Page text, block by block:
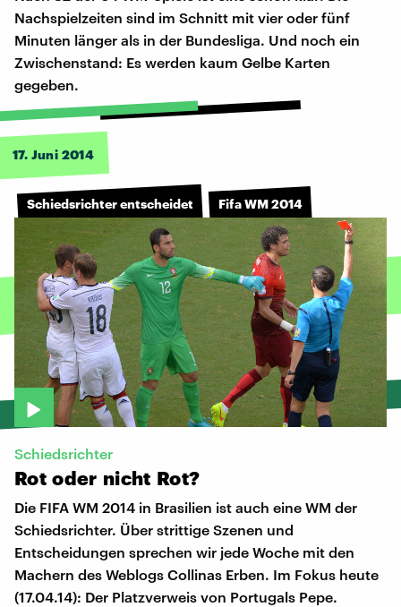
Nachspielzeiten sind im Schnitt mit vier oder fünf
Minuten länger als in der Bundesliga. Und noch ein
Zwischenstand: Es werden kaum Gelbe Karten
gegeben.
17. Juni 2014
Schiedsrichter entscheidet Fifa WM 2014
Schiedsrichter
Rot oder nicht Rot?
Die FIFA WM 2014 in Brasilien ist auch eine WM der
Schiedsrichter. Über strittige Szenen und
Entscheidungen sprechen wir jede Woche mit den
Machern des Weblogs Collinas Erben. Im Fokus heute
(17.04.14): Der Platzverweis von Portugals Pepe.